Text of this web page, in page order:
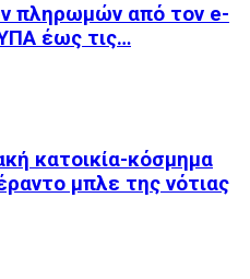
πληρωμών από τον e-
έως τις…
κατοικία-κόσμημα
μπλε της νότιας